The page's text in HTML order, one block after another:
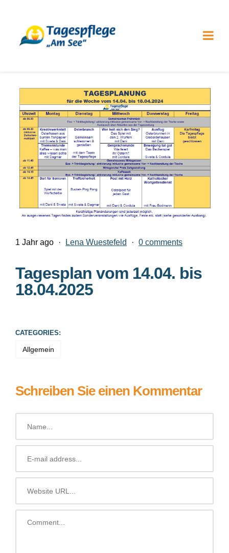
1 Jahr ago · Lena Wuestefeld · 0 comments
Tagesplan vom 14.04. bis
18.04.2025
CATEGORIES:
Allgemein
Schreiben Sie einen Kommentar